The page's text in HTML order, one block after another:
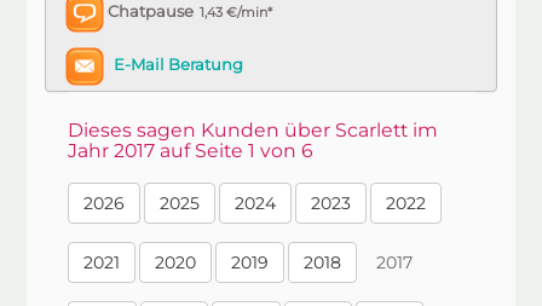
Chatpause 1,43 €/min*
E-Mail Beratung
Dieses sagen Kunden über Scarlett im
Jahr 2017 auf Seite 1 von 6
2026 2025 2024 2023 2022
2021 2020 2019 2018 2017